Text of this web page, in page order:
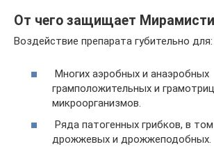
От чего защищает
Воздействие препарата губительно для:
Многих аэробных и анаэробных
грамположительных и
микроорганизмов.
Ряда патогенных грибков, в
дрожжевых и дрожжеподобных.